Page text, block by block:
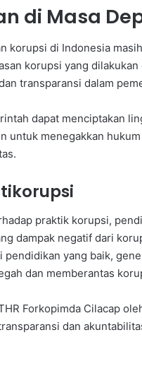
di Masa
korupsi di Indonesia
korupsi yang dilakukan
transparansi dalam
dapat menciptakan
untuk menegakkan
praktik korupsi,
dampak negatif dari
yang baik,
dan memberantas
Forkopimda Cilacap
dan